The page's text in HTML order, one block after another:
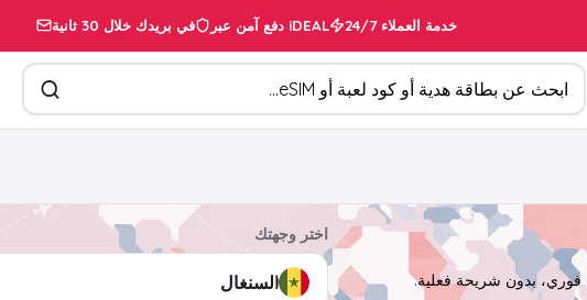
في بريدك خلال 30 ثانية دفع آمن عبر iDEAL خدمة العملاء 24/7
ابحث عن المنتجات
اختر وجهتك